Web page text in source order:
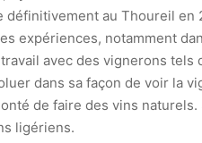
définitivement au Thoureil en
expériences, notamment
avec des vignerons tels
dans sa façon de voir la
de faire des vins
ligériens.